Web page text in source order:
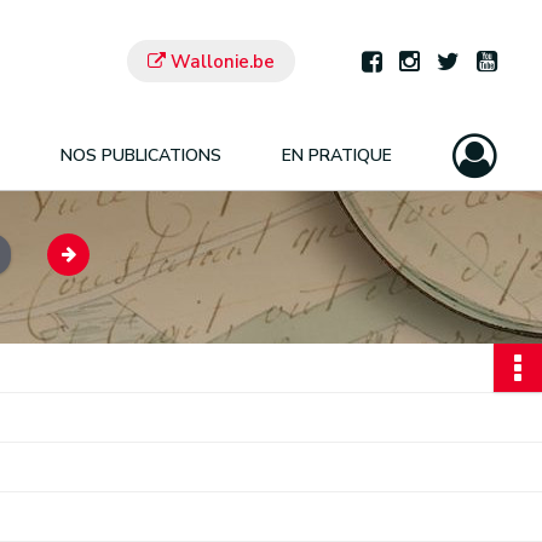
Wallonie.be
NOS PUBLICATIONS EN PRATIQUE